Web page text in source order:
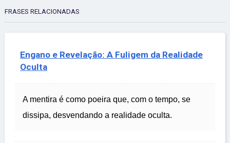
FRASES RELACIONADAS
Engano e Revelação: A Fuligem da Realidade
Oculta
A mentira é como poeira que, com o tempo, se
dissipa, desvendando a realidade oculta.